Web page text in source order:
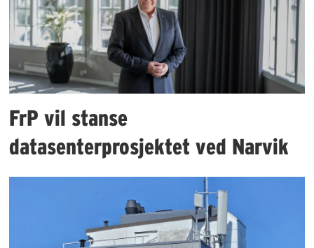
FrP vil stanse
datasenterprosjektet ved Narvik